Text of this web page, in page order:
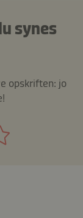
synes
opskriften: jo